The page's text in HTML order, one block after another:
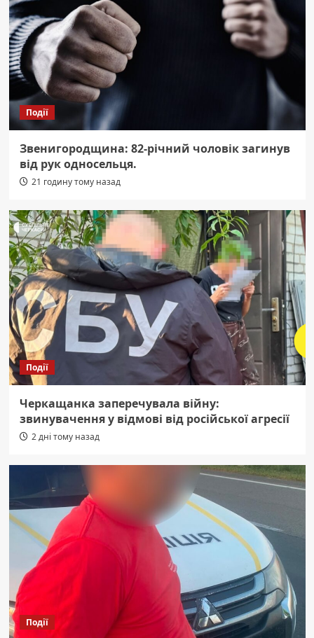
Події
Звенигородщина: 82-річний чоловік загинув
від рук односельця.
21 годину тому назад
Події
Черкащанка заперечувала війну:
звинувачення у відмові від російської агресії
2 дні тому назад
Події